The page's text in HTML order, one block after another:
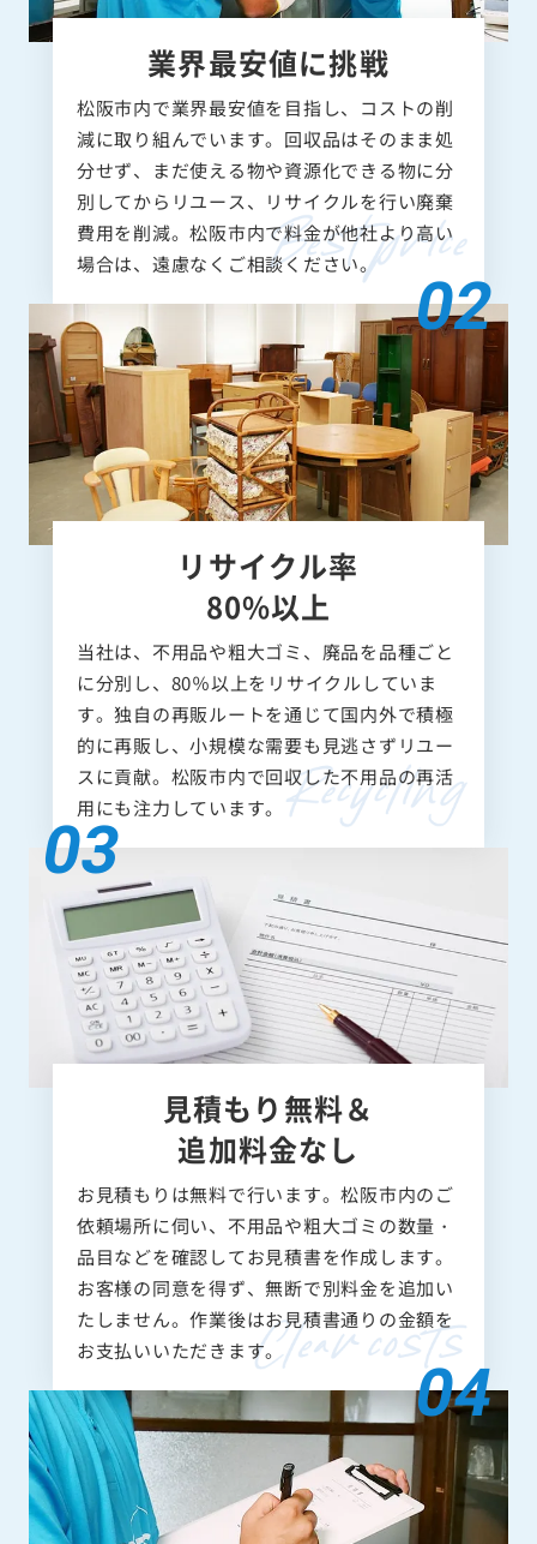
業界最安値に挑戦
松阪市内で業界最安値を目指し、コストの削
減に取り組んでいます。回収品はそのまま処
分せず、まだ使える物や資源化できる物に分
別してからリユース、リサイクルを行い廃棄
費用を削減。松阪市内で料金が他社より高い
場合は、遠慮なくご相談ください。
リサイクル率
80%以上
当社は、不用品や粗大ゴミ、廃品を品種ごと
に分別し、80％以上をリサイクルしていま
す。独自の再販ルートを通じて国内外で積極
的に再販し、小規模な需要も見逃さずリユー
スに貢献。松阪市内で回収した不用品の再活
用にも注力しています。
見積もり無料＆
追加料金なし
お見積もりは無料で行います。松阪市内のご
依頼場所に伺い、不用品や粗大ゴミの数量・
品目などを確認してお見積書を作成します。
お客様の同意を得ず、無断で別料金を追加い
たしません。作業後はお見積書通りの金額を
お支払いいただきます。